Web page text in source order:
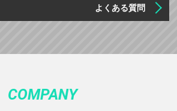
よくある質問
COMPANY